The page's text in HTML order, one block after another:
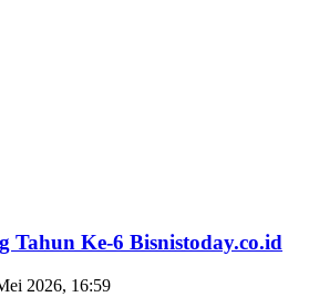
Tahun Ke-6 Bisnistoday.co.id
2026, 16:59